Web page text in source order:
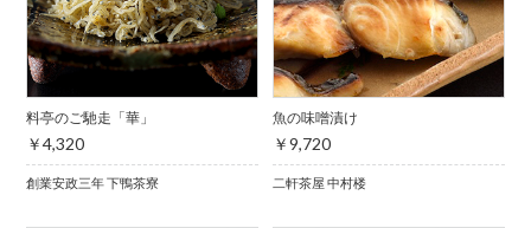
料亭のご馳走「華」
￥4,320
創業安政三年 下鴨茶寮
魚の味噌漬け
￥9,720
二軒茶屋 中村楼